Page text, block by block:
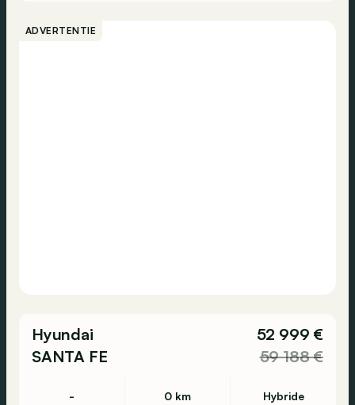
ADVERTENTIE
Hyundai
SANTA FE
52 999 €
59 188 €
- 0 km Hybride